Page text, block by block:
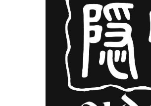
所在地：奥州市水沢
ホテ
営業時間： 平日
00(ラストオ